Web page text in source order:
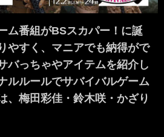
ム番組がBSスカパー！に誕
やすく、マニアでも納得がで
バっちゃやアイテムを紹介し
ルルールでサバイバルゲーム
、梅田彩佳・鈴木咲・かざり